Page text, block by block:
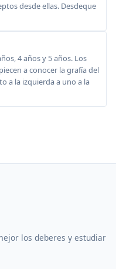
desde ellas. Desdeque
4 años y 5 años. Los
a conocer la grafía del
a la izquierda a uno a la
los deberes y estudiar